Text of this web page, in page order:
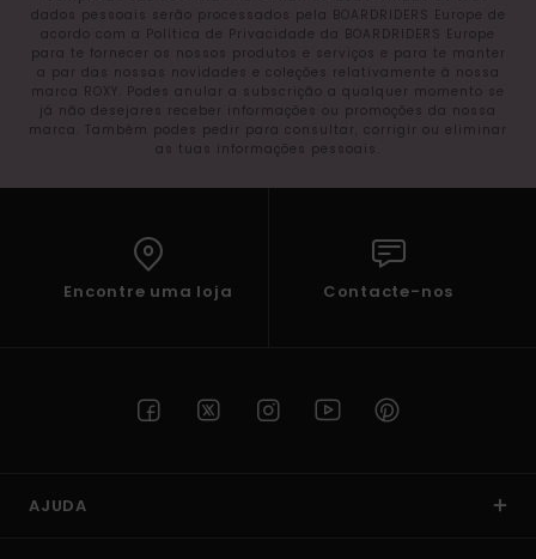
dados pessoais serão processados pela BOARDRIDERS Europe de
acordo com a Política de Privacidade da BOARDRIDERS Europe
para te fornecer os nossos produtos e serviços e para te manter
a par das nossas novidades e coleções relativamente à nossa
marca ROXY. Podes anular a subscrição a qualquer momento se
já não desejares receber informações ou promoções da nossa
marca. Também podes pedir para consultar, corrigir ou eliminar
as tuas informações pessoais.
Encontre uma loja Contacte-nos
AJUDA